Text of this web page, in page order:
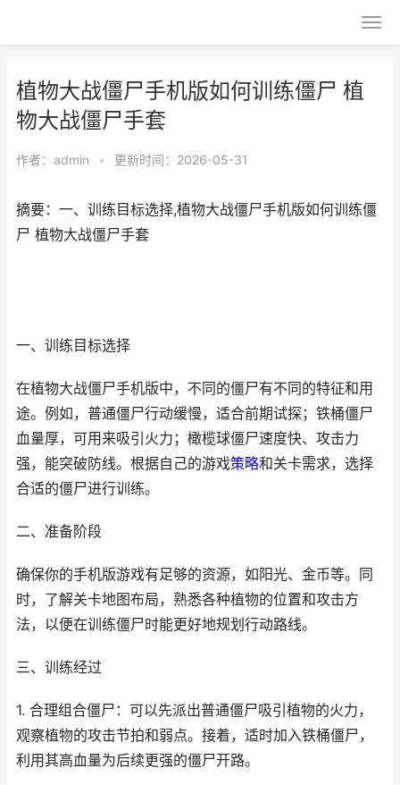
植物大战僵尸手机版如何训练僵尸 植
物大战僵尸手套
作者： admin • 更新时间：2026-05-31
摘要：一、训练目标选择,植物大战僵尸手机版如何训练僵
尸 植物大战僵尸手套
一、训练目标选择
在植物大战僵尸手机版中，不同的僵尸有不同的特征和用
途。例如，普通僵尸行动缓慢，适合前期试探；铁桶僵尸
血量厚，可用来吸引火力；橄榄球僵尸速度快、攻击力
强，能突破防线。根据自己的游戏策略和关卡需求，选择
合适的僵尸进行训练。
二、准备阶段
确保你的手机版游戏有足够的资源，如阳光、金币等。同
时，了解关卡地图布局，熟悉各种植物的位置和攻击方
法，以便在训练僵尸时能更好地规划行动路线。
三、训练经过
1. 合理组合僵尸：可以先派出普通僵尸吸引植物的火力，
观察植物的攻击节拍和弱点。接着，适时加入铁桶僵尸，
利用其高血量为后续更强的僵尸开路。